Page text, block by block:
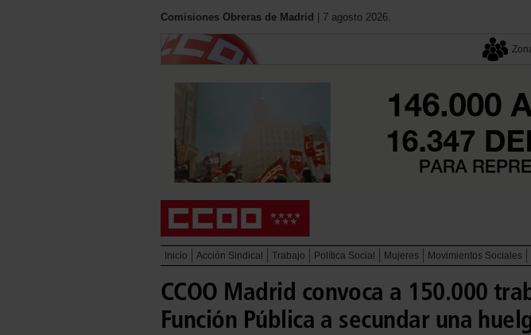
Comisiones Obreras de Madrid | 7 agosto 2026.
Inicio Acción Sindical Trabajo Política Social Mujeres Movimientos Sociales
CCOO Madrid convoca a 150.000
Función Pública a secundar una